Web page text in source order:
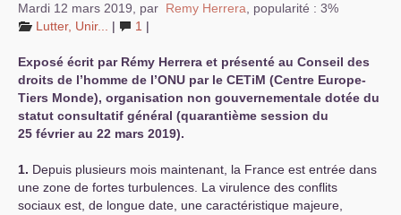
Mardi 12 mars 2019 par Remy Herrera
popularité : 3%
Lutter, Unir...
| 1 |
Exposé écrit par Rémy Herrera et présenté au Conseil des
droits de l’homme de l’ONU par le CETiM (Centre Europe-
Tiers Monde), organisation non gouvernementale dotée du
statut consultatif général (quarantième session du
25 février au 22 mars 2019).
1. Depuis plusieurs mois maintenant, la France est entrée dans
une zone de fortes turbulences. La virulence des conflits
sociaux est, de longue date, une caractéristique majeure,